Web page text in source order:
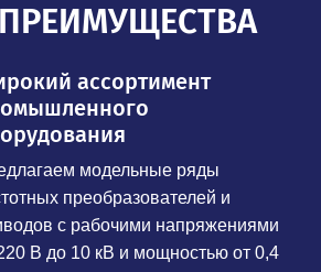
ассортимент
модельные ряды
преобразователей и
с рабочими напряжениями
В до 10 кВ и мощностью от 0,4